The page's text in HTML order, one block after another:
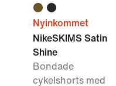
Nyinkommet
NikeSKIMS Satin
Shine
Bondade
cykelshorts med